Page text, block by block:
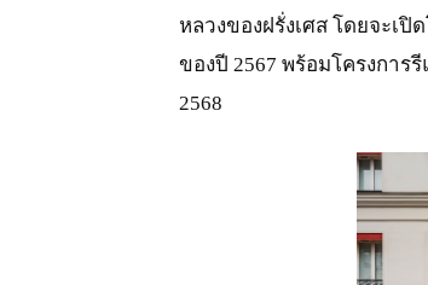
หลวงของฝรั่งเศส โดยจะเปิ
ของปี 2567 พร้อมโครงการ
2568